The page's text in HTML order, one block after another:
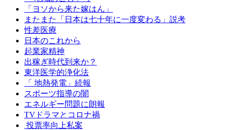
「ヨソから来た嫁はん」
またまた「日本は七十年に一度変わる」説考
性差医療
日本のこれから
起業家精神
出稼ぎ時代到来か？
東洋医学的浄化法
「 地熱発電」続報
スポーツ指導の闇
エネルギー問題に朗報
TVドラマとコロナ禍
投票率向上私案